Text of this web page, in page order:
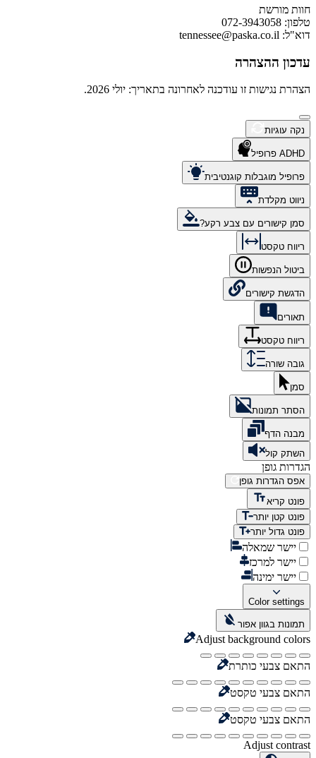
חוות מורשת
טלפון: 072-3943058
דוא"ל: tennessee@paska.co.il
עדכון ההצהרה
הצהרת נגישות זו עודכנה לאחרונה בתאריך: יולי 2026.
נקה עוגיות
ADHD פרופיל
פרופיל מוגבלות קוגנטיבית
ניווט מקלדת
סמן קישורים עם צבע רקע?
ריווח טקסט
ביטול הנפשות
הדגשת קישורים
תאורים
ריווח טקסט
גובה שורה
סמן
הסתר תמונות
מבנה הדף
השתק קול
הגדרות גופן
אפס הגדרות גופן
פונט קריא
פונט קטן יותר
פונט גדול יותר
יישר שמאלה
יישר למרכז
יישר ימינה
Color settings
תמונות בגוון אפור
Adjust background colors
התאם צבעי כותרת
התאם צבעי טקסט
התאם צבעי טקסט
Adjust contrast